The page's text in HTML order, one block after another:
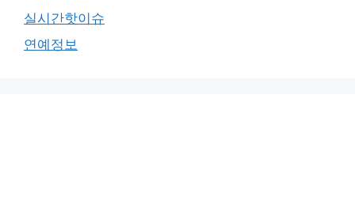
실시간핫이슈
연예정보